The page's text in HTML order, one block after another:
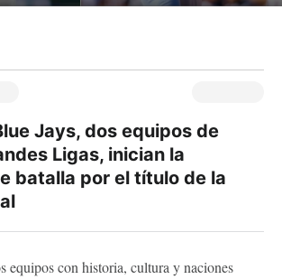
Jays, dos equipos de
Ligas, inician la
batalla por el título de la
con historia, cultura y naciones